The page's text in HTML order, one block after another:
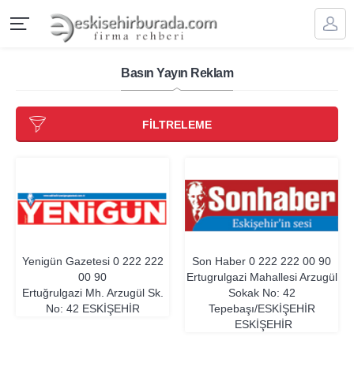
Basın Yayın Reklam
FİLTRELEME
Yenigün Gazetesi 0 222 222
00 90
Ertuğrulgazi Mh. Arzugül Sk.
No: 42 ESKIŞEHIR
Son Haber 0 222 222 00 90
Ertugrulgazi Mahallesi Arzugül
Sokak No: 42
Tepebaşı/ESKİŞEHİR
ESKIŞEHIR